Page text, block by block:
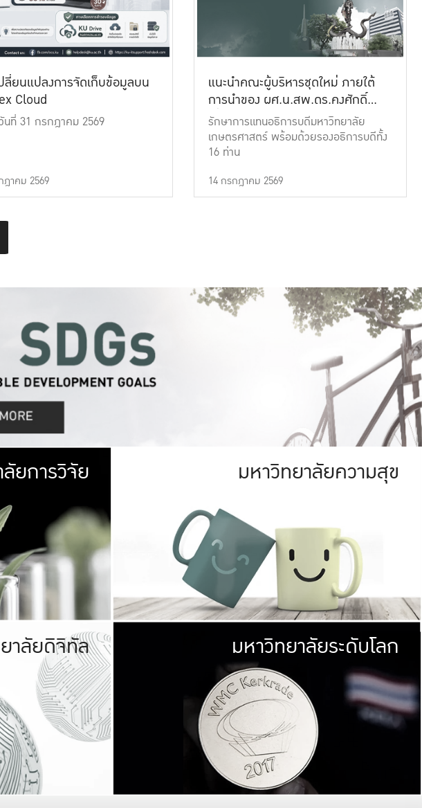
ลี่ยนแปลงการจัดเก็บข้อมูลบน
Cloud
นที่ 31 กรกฎาคม 2569
ฎาคม 2569
แนะนำคณะผู้บริหารชุดใหม่ ภายใต้
การนำของ ผศ.น.สพ.ดร.คงศักดิ์
เที่ยงธรรม
รักษาการแทนอธิการบดีมหาวิทยาลัย
เกษตรศาสตร์ พร้อมด้วยรองอธิการบดีทั้ง
16 ท่าน
14 กรกฎาคม 2569
มหาวิทยาลัย
กษตรศาสตร์ มีพื้นที่เขียวสดใส หนาแน่น
เป็นป่าในเมือง (URBAN FOREST)
ในเมือง (URBAN AGRICULTURE)
ที่นับรวมกันได้ประมาณ 1,400 ไร่
ยการวิจัย มหาวิทยาลัย
ให้กับประชาชน
มหาวิทยาลัยความสุข
ลัยรับผิดชอบต่อสังคม
ร่วมมือกับชุมชน เพื่อความกินดีอยู่ดี
และความสุขอย่างยั่งยืน
มองปัญหาในภาพกว้าง
แก้ไขจากปัญหาจุดเล็กๆ
าลัยดิจิทัล มหาวิทยา
พร้อมที่จ
และผลักดันในการใช้ระบบส
เพื่อการทำงานแ
มหาวิทยาลัยระดับโลก